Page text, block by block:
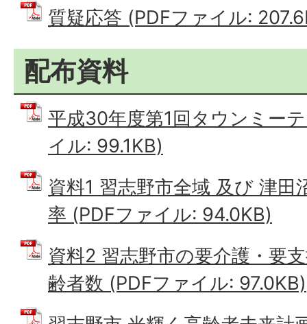
質疑応答 (PDFファイル:
配布資料
平成30年度第1回タウンミー
イル: 99.1KB)
資料1 習志野市全域 及び 津田
率 (PDFファイル: 94.0KB)
資料2 習志野市の要介護・要
齢者数 (PDFファイル: 97.0KB)